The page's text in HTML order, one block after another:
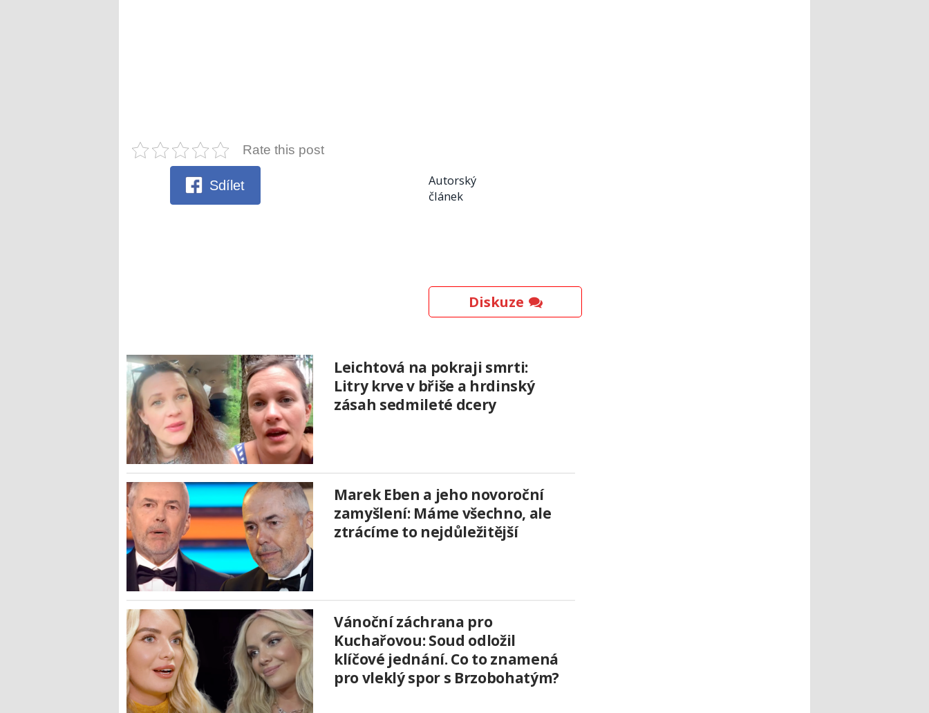
Rate this post
Sdílet
Autorský
článek
Diskuze
Leichtová na pokraji smrti:
Litry krve v břiše a hrdinský
zásah sedmileté dcery
Marek Eben a jeho novoroční
zamyšlení: Máme všechno, ale
ztrácíme to nejdůležitější
Vánoční záchrana pro
Kuchařovou: Soud odložil
klíčové jednání. Co to znamená
pro vleklý spor s Brzobohatým?